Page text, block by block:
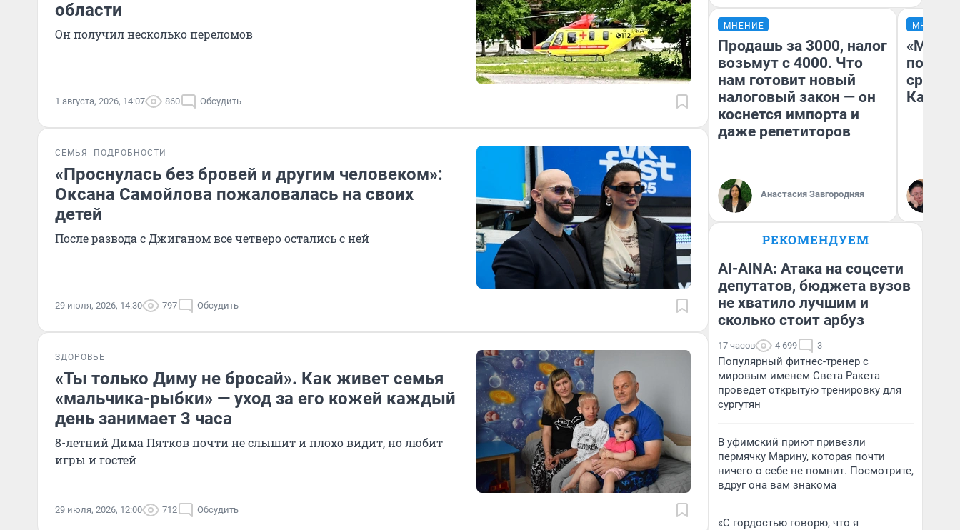
области
Он получил несколько переломов
1 августа, 2026, 14:07 860 Обсудить
СЕМЬЯ ПОДРОБНОСТИ
«Проснулась без бровей и другим человеком»:
Оксана Самойлова пожаловалась на своих
детей
После развода с Джиганом все четверо остались с ней
29 июля, 2026, 14:30 797 Обсудить
ЗДОРОВЬЕ
«Ты только Диму не бросай». Как живет семья
«мальчика-рыбки» — уход за его кожей каждый
день занимает 3 часа
8-летний Дима Пятков почти не слышит и плохо видит, но любит
игры и гостей
29 июля, 2026, 12:00 712 Обсудить
МНЕНИЕ
Продашь за 3000, налог
возьмут с 4000. Что
нам готовит новый
налоговый закон — он
коснется импорта и
даже репетиторов
Анастасия Завгородняя
МНЕНИЕ
РЕКОМЕНДУЕМ
AI-AINA: Атака на соцсети
депутатов, бюджета вузов
не хватило лучшим и
сколько стоит арбуз
17 часов 4 699 3
Популярный фитнес-тренер с
мировым именем Света Ракета
проведет открытую тренировку для
сургутян
В уфимский приют привезли
пермячку Марину, которая почти
ничего о себе не помнит. Посмотрите,
вдруг она вам знакома
«С гордостью говорю, что я